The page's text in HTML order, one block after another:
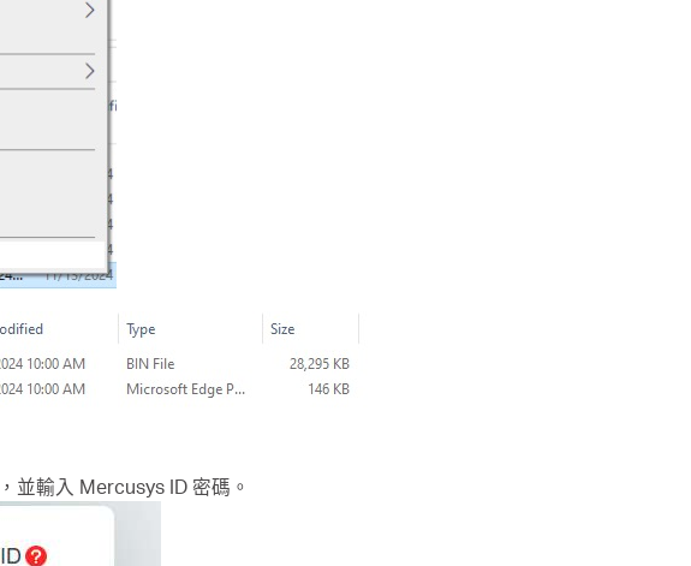
輸入 Mercusys ID 密碼。